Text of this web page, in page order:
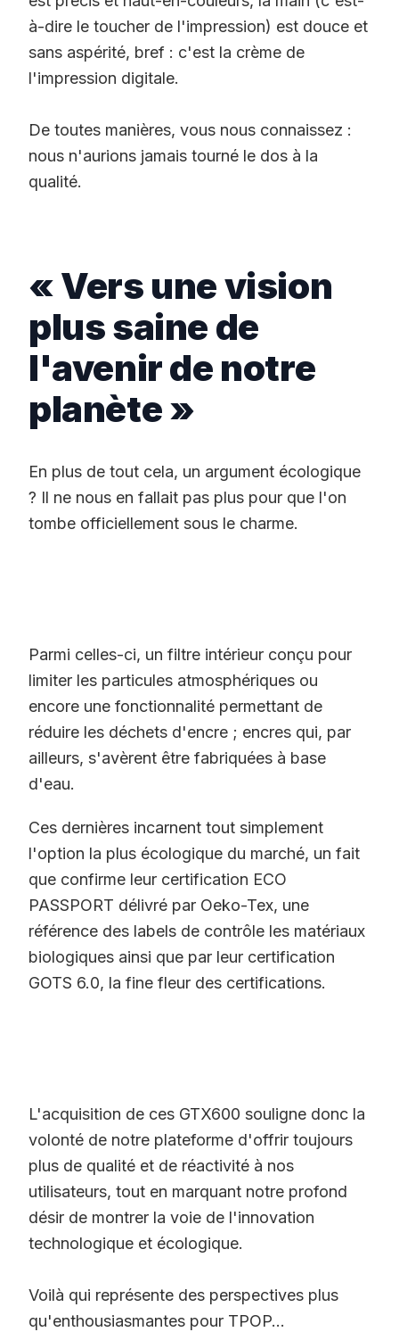
à-dire le toucher de l'impression) est douce et
sans aspérité, bref : c'est la crème de
l'impression digitale.
De toutes manières, vous nous connaissez :
nous n'aurions jamais tourné le dos à la
qualité.
« Vers une vision
plus saine de
l'avenir de notre
planète »
En plus de tout cela, un argument écologique
? Il ne nous en fallait pas plus pour que l'on
tombe officiellement sous le charme.
Parmi celles-ci, un filtre intérieur conçu pour
limiter les particules atmosphériques ou
encore une fonctionnalité permettant de
réduire les déchets d'encre ; encres qui, par
ailleurs, s'avèrent être fabriquées à base
d'eau.
Ces dernières incarnent tout simplement
l'option la plus écologique du marché, un fait
que confirme leur certification ECO
PASSPORT délivré par Oeko-Tex, une
référence des labels de contrôle les matériaux
biologiques ainsi que par leur certification
GOTS 6.0, la fine fleur des certifications.
L'acquisition de ces GTX600 souligne donc la
volonté de notre plateforme d'offrir toujours
plus de qualité et de réactivité à nos
utilisateurs, tout en marquant notre profond
désir de montrer la voie de l'innovation
technologique et écologique.
Voilà qui représente des perspectives plus
qu'enthousiasmantes pour TPOP...